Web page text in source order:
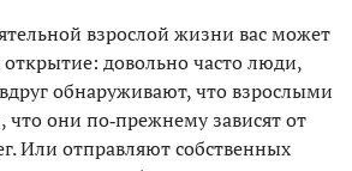
взрослой жизни вас может
довольно часто люди,
обнаруживают, что взрослыми
что они по‑прежнему зависят от
Или отправляют собственных